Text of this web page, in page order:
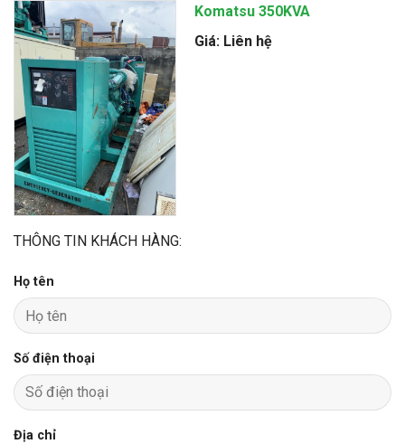
Komatsu 350KVA
Giá: Liên hệ
THÔNG TIN KHÁCH HÀNG:
Họ tên
Số điện thoại
Địa chỉ